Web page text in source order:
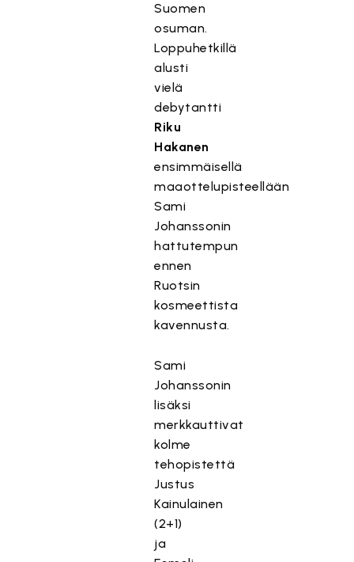
Suomen
osuman.
Loppuhetkillä
alusti
vielä
debytantti
Riku
Hakanen
ensimmäisellä
maaottelupisteellään
Sami
Johanssonin
hattutempun
ennen
Ruotsin
kosmeettista
kavennusta.
Sami
Johanssonin
lisäksi
merkkauttivat
kolme
tehopistettä
Justus
Kainulainen
(2+1)
ja